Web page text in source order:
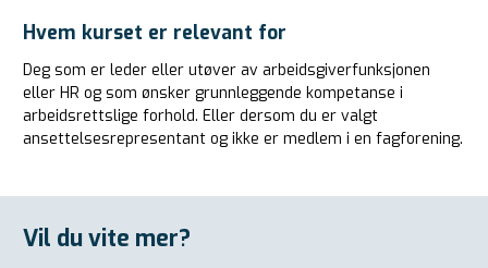
Hvem kurset er relevant for
Deg som er leder eller utøver av arbeidsgiverfunksjonen
eller HR og som ønsker grunnleggende kompetanse i
arbeidsrettslige forhold. Eller dersom du er valgt
ansettelsesrepresentant og ikke er medlem i en fagforening.
Vil du vite mer?